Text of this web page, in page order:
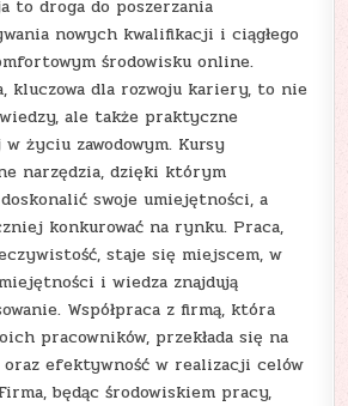
to droga do poszerzania
nowych kwalifikacji i ciągłego
środowisku online.
kluczowa dla rozwoju kariery, to nie
ale także praktyczne
życiu zawodowym. Kursy
narzędzia, dzięki którym
swoje umiejętności, a
konkurować na rynku. Praca,
staje się miejscem, w
i wiedza znajdują
Współpraca z firmą, która
pracowników, przekłada się na
oraz efektywność w realizacji celów
będąc środowiskiem pracy,